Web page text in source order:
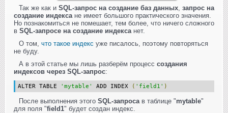
Так же как и SQL-запрос на создание баз данных запрос на
создание индекса не имеет большого практического значения.
Но познакомиться не помешает, тем более, что ничего сложного
в SQL-запросе на создание индекса нет.
О том, что такое индекс уже писалось, поэтому повторяться
не буду.
А в этой статье мы лишь разберём процесс создания
индексов через SQL-запрос:
ALTER TABLE 'mytable' ADD INDEX ( 'field1' )
После выполнения этого SQL-запроса в таблице "mytable"
для поля "field1" будет создан индекс.